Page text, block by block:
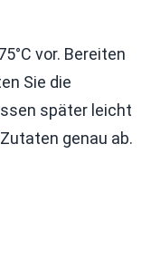
vor. Bereiten
Sie die
später leicht
genau ab.